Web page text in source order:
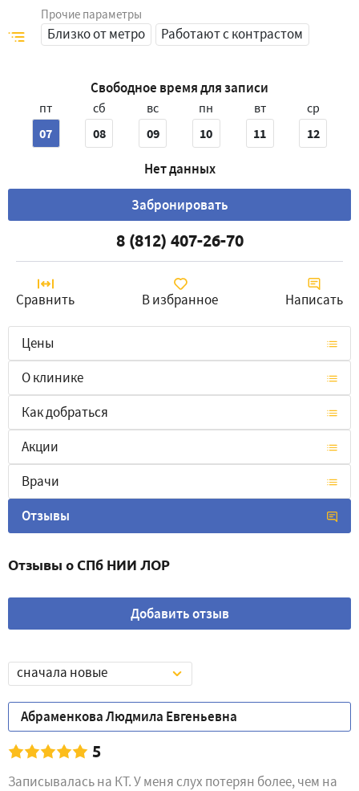
Прочие параметры
Близко от метро Работают с контрастом
Свободное время для записи
пт
07
сб
08
вс
09
пн
10
вт
11
ср
12
Нет данных
Забронировать
8 (812) 407-26-70
Сравнить В избранное Написать
Цены
О клинике
Как добраться
Акции
Врачи
Отзывы
Отзывы о СПб НИИ ЛОР
Добавить отзыв
сначала новые
Абраменкова Людмила Евгеньевна
5
Записывалась на КТ. У меня слух потерян более, чем на